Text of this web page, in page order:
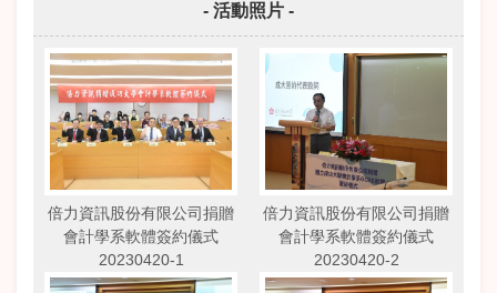
- 活動照片 -
倍力資訊股份有限公司捐贈
會計學系軟體簽約儀式
20230420-1
倍力資訊股份有限公司捐贈
會計學系軟體簽約儀式
20230420-2